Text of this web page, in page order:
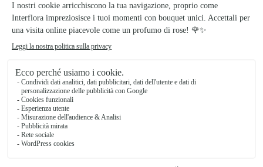
Il tuo fiorista artigiano a SCAFATI
Cirillo Giovanni si basa sulla sua partnership con
Interflora, rete di trasmissione floreale di